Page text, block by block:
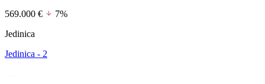
569.000 €
7%
Jedinica
Jedinica - 2